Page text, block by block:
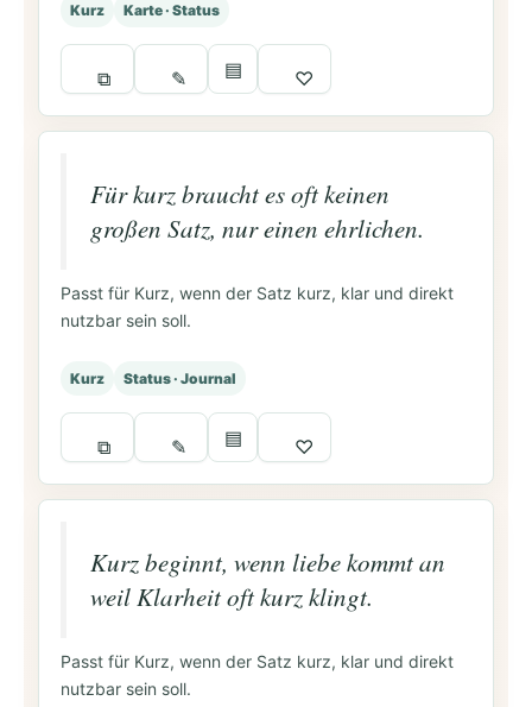
Kurz Karte · Status
⧉ ✎ ▤ ♡
Für kurz braucht es oft keinen
großen Satz, nur einen ehrlichen.
Passt für Kurz, wenn der Satz kurz, klar und direkt
nutzbar sein soll.
Kurz Status · Journal
⧉ ✎ ▤ ♡
Kurz beginnt, wenn liebe kommt an
weil Klarheit oft kurz klingt.
Passt für Kurz, wenn der Satz kurz, klar und direkt
nutzbar sein soll.